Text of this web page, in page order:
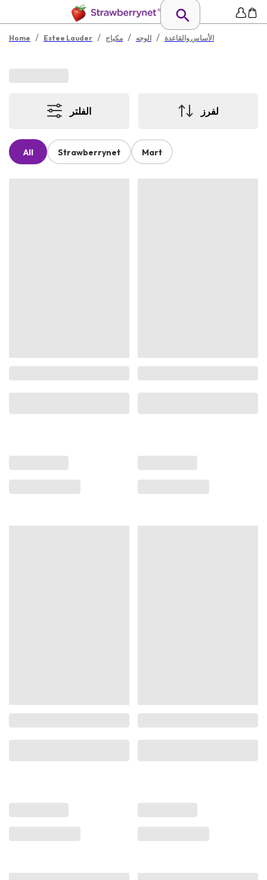
Home / Estee Lauder / مكياج / الوجه / الأساس والقاعدة
الفلتر لفرز
All Strawberrynet Mart